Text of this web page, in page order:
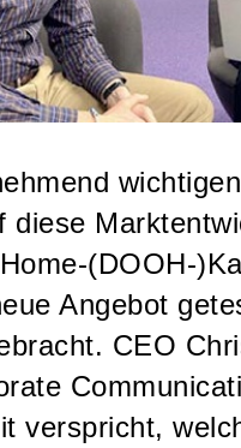
(DOOH-
Angebot
CEO
verspricht,